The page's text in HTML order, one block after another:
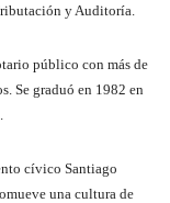
y Auditoría.
público con más de
Se graduó en 1982 en
cívico Santiago
una cultura de